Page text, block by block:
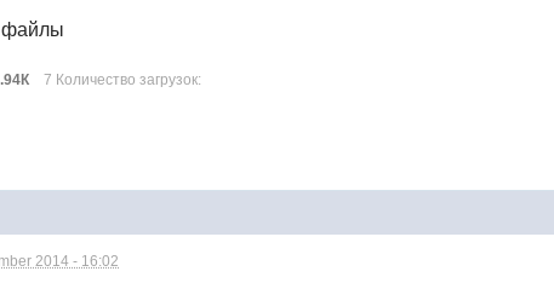
файлы
7 Количество загрузок:
2014 - 16:02